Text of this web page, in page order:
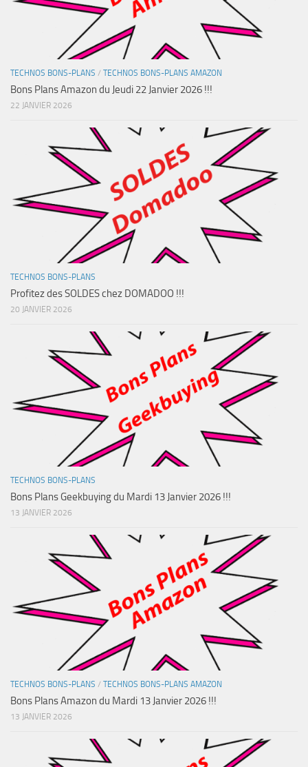
TECHNOS BONS-PLANS / TECHNOS BONS-PLANS AMAZON
Bons Plans Amazon du Jeudi 22 Janvier 2026 !!!
22 JANVIER 2026
TECHNOS BONS-PLANS
Profitez des SOLDES chez DOMADOO !!!
20 JANVIER 2026
TECHNOS BONS-PLANS
Bons Plans Geekbuying du Mardi 13 Janvier 2026 !!!
13 JANVIER 2026
TECHNOS BONS-PLANS / TECHNOS BONS-PLANS AMAZON
Bons Plans Amazon du Mardi 13 Janvier 2026 !!!
13 JANVIER 2026